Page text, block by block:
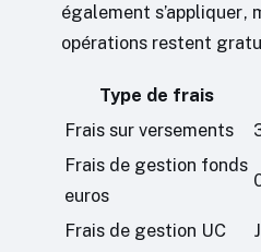
également s’appliquer,
opérations restent
Type de frais
Frais sur versements
Frais de gestion fonds
euros
Frais de gestion UC